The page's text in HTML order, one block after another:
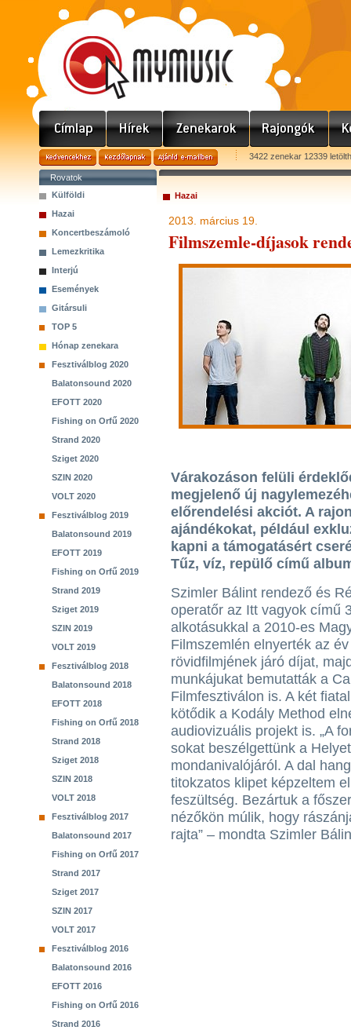
3422 zenekar 12339
Rovatok
Külföldi
Hazai
Koncertbeszámoló
Lemezkritika
Interjú
Események
Gitársuli
TOP 5
Hónap zenekara
Fesztiválblog 2020
Balatonsound 2020
EFOTT 2020
Fishing on Orfű 2020
Strand 2020
Sziget 2020
SZIN 2020
VOLT 2020
Fesztiválblog 2019
Balatonsound 2019
EFOTT 2019
Fishing on Orfű 2019
Strand 2019
Sziget 2019
SZIN 2019
VOLT 2019
Fesztiválblog 2018
Balatonsound 2018
EFOTT 2018
Fishing on Orfű 2018
Strand 2018
Sziget 2018
SZIN 2018
VOLT 2018
Fesztiválblog 2017
Balatonsound 2017
Fishing on Orfű 2017
Strand 2017
Sziget 2017
SZIN 2017
VOLT 2017
Fesztiválblog 2016
Balatonsound 2016
EFOTT 2016
Fishing on Orfű 2016
Strand 2016
Hazai
2013. március 19.
Filmszemle-díjasok
Várakozáson felüli
megjelenő új
előrendelési akciót. A
ajándékokat, például
kapni a támogatásért
Tűz, víz, repülő című
Szimler Bálint rendező és
operatőr az Itt vagyok című
alkotásukkal a 2010-es
Filmszemlén elnyerték az év
rövidfilmjének járó díjat,
munkájukat bemutatták a
Filmfesztiválon is. A két
kötődik a Kodály Method
audiovizuális projekt is. „A
sokat beszélgettünk a
mondanivalójáról. A dal
titokzatos klipet képzeltem
feszültség. Bezártuk a
nézőkön múlik, hogy
rajta” – mondta Szimler